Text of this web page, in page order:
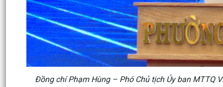
Đồng chí Phạm Hùng – Phó Chủ tịch Ủy ban MTTQ